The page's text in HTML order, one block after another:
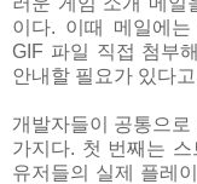
이다. 이때 메일에
GIF 파일 직접 첨부
안내할 필요가 있다
개발자들이 공통으로
가지다. 첫 번째는
유저들의 실제 플레